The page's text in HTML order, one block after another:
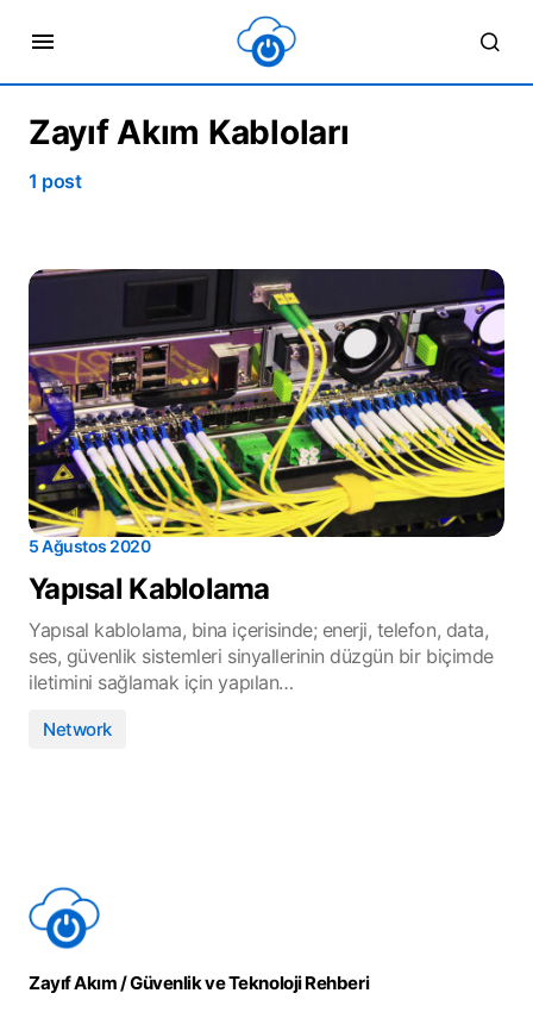
Zayıf Akım Kabloları
1 post
5 Ağustos 2020
Yapısal Kablolama
Yapısal kablolama, bina içerisinde; enerji, telefon, data,
ses, güvenlik sistemleri sinyallerinin düzgün bir biçimde
iletimini sağlamak için yapılan…
Network
Zayıf Akım / Güvenlik ve Teknoloji Rehberi